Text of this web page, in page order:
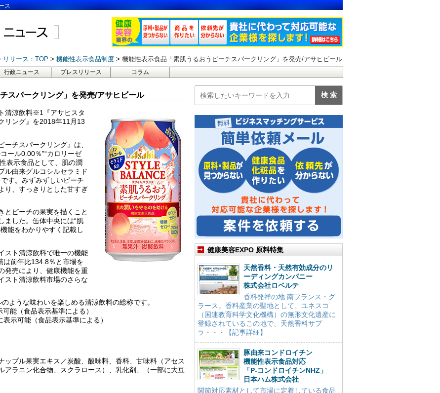
ス
リリース：TOP 機能性表示食品制度 機能性表示食品「素肌うるおうピーチスパークリング」を発売/アサヒビール
行政ニュース プレスリリース コラム
スパークリング」を発売/アサヒビール
清涼飲料※1『アサヒスタ
リング』を2018年11月13
ーチスパークリング』は、
ール0.00％”“カロリーゼ
表示食品として、肌の潤
ル由来グルコシルセラミド
す。みずみずしいピーチ
り、すっきりとした甘すぎ
とピーチの果実を描くこと
ました。缶体中央には“肌
能をわかりやすく記載し
スト清涼飲料で唯一の機能
は前年比134.8％と市場を
発売により、健康機能を重
スト清涼飲料市場のさらな
ような味わいを楽しめる清涼飲料の総称です。
能（食品表示基準による）
示可能（食品表示基準による）
ップル果実エキス／炭酸、酸味料、香料、甘味料（アセス
アラニン化合物、スクラロース）、乳化剤、（一部に大豆
健康美容EXPO 原料特集
天然香料・天然有効成分のリ
ーディングカンパニー
株式会社ロベルテ
香料発祥の地 南フランス・グ
ラース。香料産業の聖地として、ユネスコ
（国連教育科学文化機構）の無形文化遺産に
登録されているこの地で、天然香料サプ
ラ・・・【記事詳細】
豚由来コンドロイチン
機能性表示食品対応
「P-コンドロイチンNHZ」
日本ハム株式会社
関節対応素材として市場に定着している食品